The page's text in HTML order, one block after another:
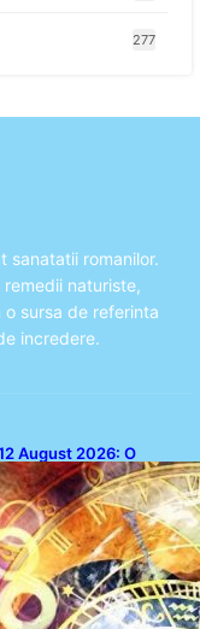
277
sanatatii romanilor.
naturiste,
sursa de referinta
incredere.
August 2026: O
Zodii și a Ciclului de